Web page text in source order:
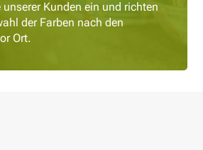
Kunden ein und richten
der Farben nach den
Ort.